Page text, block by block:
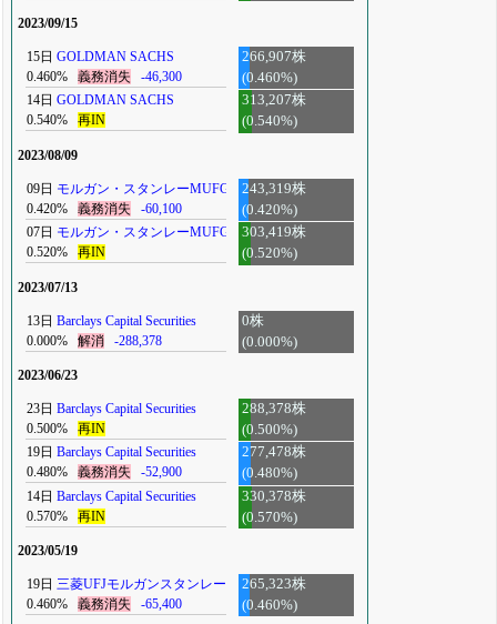
2023/09/15
15日 GOLDMAN SACHS
0.460%
義務消失 -46,300
266,907株
(0.460%)
14日 GOLDMAN SACHS
0.540%
再IN
313,207株
(0.540%)
2023/08/09
09日 モルガン・スタンレーMUFG
0.420%
義務消失 -60,100
243,319株
(0.420%)
07日 モルガン・スタンレーMUFG
0.520%
再IN
303,419株
(0.520%)
2023/07/13
13日 Barclays Capital Securities
0.000%
解消 -288,378
0株
(0.000%)
2023/06/23
23日 Barclays Capital Securities
0.500%
再IN
288,378株
(0.500%)
19日 Barclays Capital Securities
0.480%
義務消失 -52,900
277,478株
(0.480%)
14日 Barclays Capital Securities
0.570%
再IN
330,378株
(0.570%)
2023/05/19
19日 三菱UFJモルガンスタンレー
0.460%
義務消失 -65,400
265,323株
(0.460%)